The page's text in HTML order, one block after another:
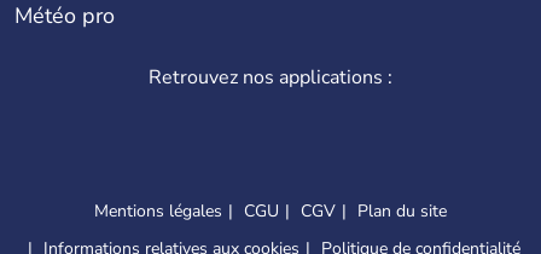
Météo pro
Retrouvez nos applications :
Mentions légales CGU CGV
Plan du site
Informations relatives aux cookies
Politique de confidentialité